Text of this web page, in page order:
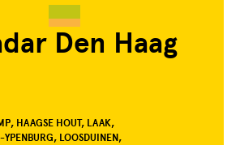
Den Haag
HAAGSE HOUT, LAAK,
YPENBURG, LOOSDUINEN,